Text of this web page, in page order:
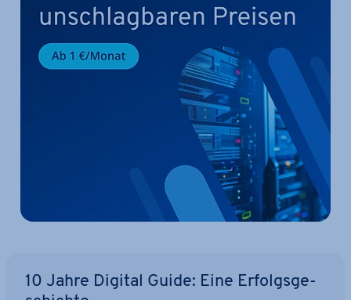
10 Jahre Digital Guide: Eine Er­folgs­ge­